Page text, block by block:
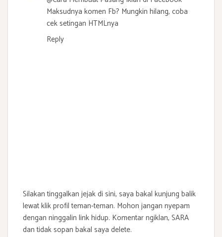
Maksudnya komen Fb? Mungkin hilang, coba
cek setingan HTMLnya
Reply
Silakan tinggalkan jejak di sini, saya bakal kunjung balik
lewat klik profil teman-teman. Mohon jangan nyepam
dengan ninggalin link hidup. Komentar ngiklan, SARA
dan tidak sopan bakal saya delete.